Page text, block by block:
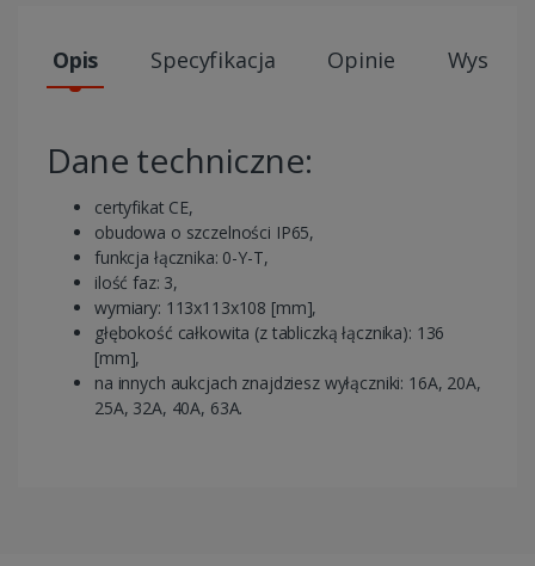
Opis Specyfikacja Opinie Wysyłki
Dane techniczne:
certyfikat CE,
obudowa o szczelności IP65,
funkcja łącznika: 0-Y-T,
ilość faz: 3,
wymiary: 113x113x108 [mm],
głębokość całkowita (z tabliczką łącznika): 136
[mm],
na innych aukcjach znajdziesz wyłączniki: 16A, 20A,
25A, 32A, 40A, 63A.